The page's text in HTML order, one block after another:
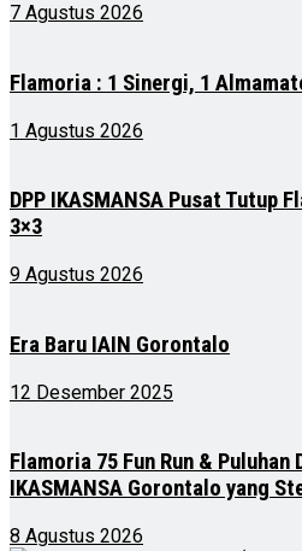
7 Agustus 2026
Flamoria : 1 Sinergi, 1
1 Agustus 2026
DPP IKASMANSA Pusat Tutup
3×3
9 Agustus 2026
Era Baru IAIN Gorontalo
12 Desember 2025
Flamoria 75 Fun Run & Puluhan
IKASMANSA Gorontalo yang
8 Agustus 2026